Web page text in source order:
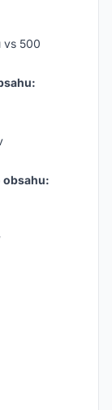
vs 500
obsahu: